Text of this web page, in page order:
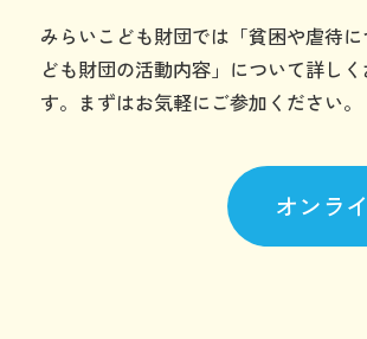
みらいこども財団では「貧困や虐待
ども財団の活動内容」について詳し
す。まずはお気軽にご参加ください。
オンラ